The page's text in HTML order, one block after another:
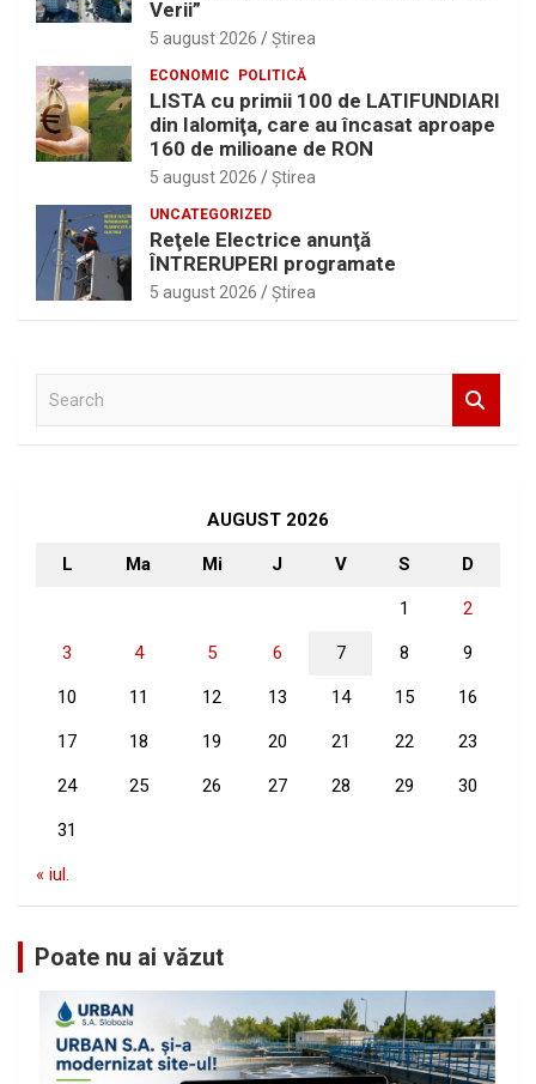
Verii”
5 august 2026 Ştirea
ECONOMIC POLITICĂ
LISTA cu primii 100 de LATIFUNDIARI
din Ialomiţa, care au încasat aproape
160 de milioane de RON
5 august 2026 Ştirea
UNCATEGORIZED
Reţele Electrice anunţă
ÎNTRERUPERI programate
5 august 2026 Ştirea
AUGUST 2026
L Ma Mi J V S D
1 2
3 4 5 6 7 8 9
10 11 12 13 14 15 16
17 18 19 20 21 22 23
24 25 26 27 28 29 30
31
« iul.
Poate nu ai văzut